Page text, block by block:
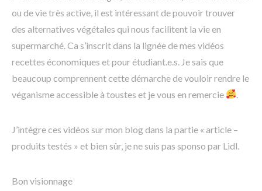
ou de vie très active, il est intéressant de pouvoir trouver
des alternatives végétales qui nous facilitent la vie en
supermarché. Ca s’inscrit dans la lignée de mes vidéos
recettes économiques et pour étudiant.e.s. Je sais que
beaucoup comprennent cette démarche de vouloir rendre le
véganisme accessible à toustes et je vous en remercie
J’intègre ces vidéos sur mon blog dans la partie « article –
produits testés » et bien sûr, je ne suis pas sponso par Lidl.
Bon visionnage